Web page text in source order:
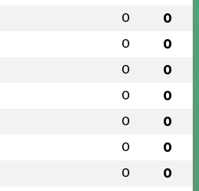
0 0
0 0
0 0
0 0
0 0
0 0
0 0